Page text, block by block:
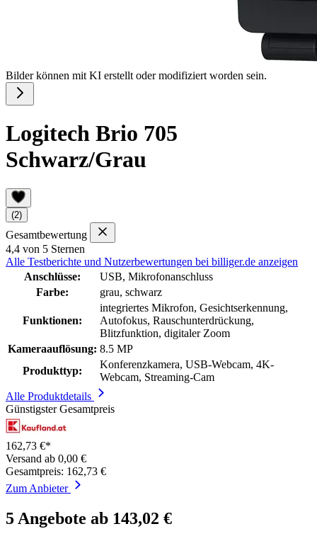
Bilder können mit KI erstellt oder modifiziert worden sein.
Logitech Brio 705
Schwarz/Grau
(2)
Gesamtbewertung
4,4 von 5 Sternen
Alle Testberichte und Nutzerbewertungen bei billiger.de anzeigen
Anschlüsse:
USB, Mikrofonanschluss
Farbe:
grau, schwarz
Funktionen:
integriertes Mikrofon, Gesichtserkennung,
Autofokus, Rauschunterdrückung,
Blitzfunktion, digitaler Zoom
Kameraauflösung: 8.5 MP
Produkttyp:
Konferenzkamera, USB-Webcam, 4K-
Webcam, Streaming-Cam
Alle Produktdetails
Günstigster Gesamtpreis
162,73 €*
Versand ab 0,00 €
Gesamtpreis: 162,73 €
Zum Anbieter
5 Angebote ab 143,02 €